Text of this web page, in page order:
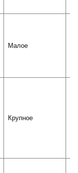
Малое
Крупное